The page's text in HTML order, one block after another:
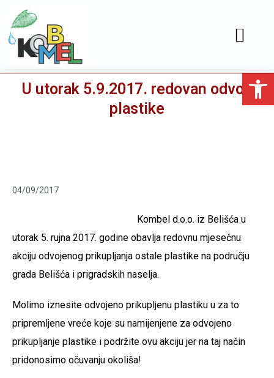
U utorak 5.9.2017. redovan odvoz
plastike
04/09/2017
Kombel d.o.o. iz Belišća u
utorak 5. rujna 2017. godine obavlja redovnu mjesečnu
akciju odvojenog prikupljanja ostale plastike na području
grada Belišća i prigradskih naselja.
Molimo iznesite odvojeno prikupljenu plastiku u za to
pripremljene vreće koje su namijenjene za odvojeno
prikupljanje plastike i podržite ovu akciju jer na taj način
pridonosimo očuvanju okoliša!
Open toolbar